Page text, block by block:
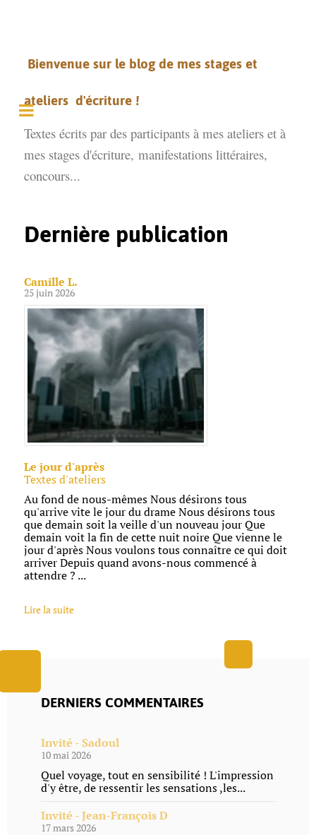
Bienvenue sur le blog de mes stages et
ateliers d'écriture !
Textes écrits par des participants à mes ateliers et à
mes stages d'écriture, manifestations littéraires,
concours...
Dernière publication
Camille L.
25 juin 2026
Le jour d'après
Textes d'ateliers
Au fond de nous-mêmes Nous désirons tous
qu'arrive vite le jour du drame Nous désirons tous
que demain soit la veille d'un nouveau jour Que
demain voit la fin de cette nuit noire Que vienne le
jour d'après Nous voulons tous connaître ce qui doit
arriver Depuis quand avons-nous commencé à
attendre ? ...
Lire la suite
DERNIERS COMMENTAIRES
Invité - Sadoul
10 mai 2026
Quel voyage, tout en sensibilité ! L'impression
d'y être, de ressentir les sensations ,les...
Invité - Jean-François D
17 mars 2026